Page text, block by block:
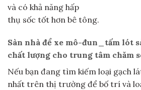
và có khả năng hấp
thụ sốc tốt hơn bê tông.
Sàn nhà để xe mô-đun_tấm lót
chất lượng cho trung tâm chăm
Nếu bạn đang tìm kiếm loại gạch
nhất trên thị trường để bố trí và